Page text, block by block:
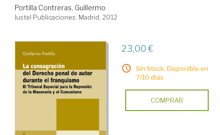
Portilla Contreras, Guillermo
Iustel Publicaciones. Madrid, 2012
23,00 €
Sin Stock. Disponible en
7/10 días.
COMPRAR